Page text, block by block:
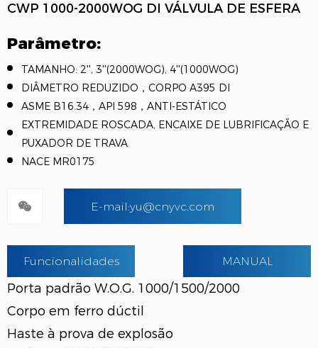
CWP 1000-2000WOG DI VÁLVULA DE ESFERA
Parâmetro:
TAMANHO: 2'', 3''(2000WOG), 4''(1000WOG)
DIÂMETRO REDUZIDO，CORPO A395 DI
ASME B16.34，API 598，ANTI-ESTÁTICO
EXTREMIDADE ROSCADA, ENCAIXE DE LUBRIFICAÇÃO E
PUXADOR DE TRAVA
NACE MR0175
E-mail:yu@cnyvc.com
Funcionalidades MANUAL
Porta padrão W.O.G. 1000/1500/2000
Corpo em ferro dúctil
Haste à prova de explosão